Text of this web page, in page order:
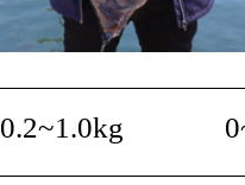
0.2~1.0kg